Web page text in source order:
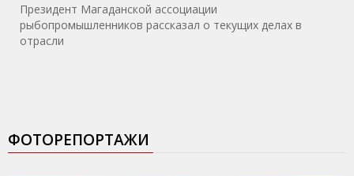
Президент Магаданской ассоциации
рыбопромышленников рассказал о текущих делах в
отрасли
ФОТОРЕПОРТАЖИ